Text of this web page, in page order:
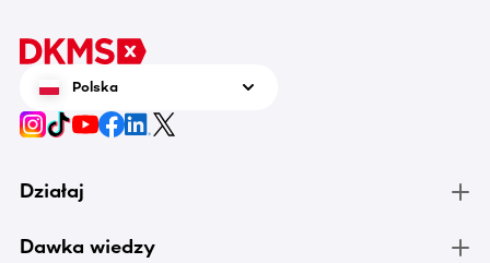
Polska
Działaj
Dawka wiedzy